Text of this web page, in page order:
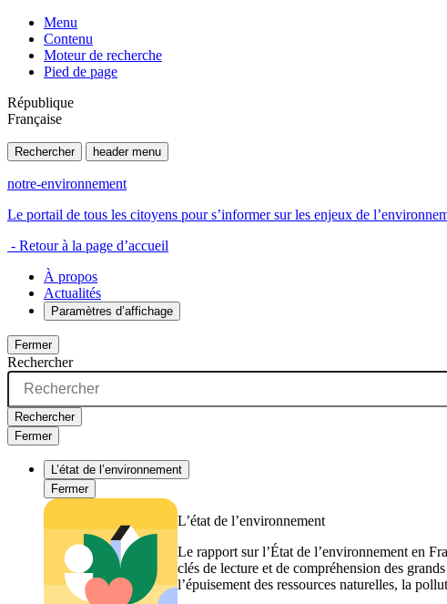
Menu
Contenu
Moteur de recherche
Pied de page
République
Française
Rechercher header menu
notre-environnement
Le portail de tous les citoyens pour s’informer sur les enjeux de
- Retour à la page d’accueil
À propos
Actualités
Paramètres d’affichage
Fermer
Rechercher
Rechercher
Fermer
L’état de l’environnement
Fermer
L’état de l’environnement
Le rapport sur l’État de l’environnement en
clés de lecture et de compréhension des
l’épuisement des ressources naturelles, la